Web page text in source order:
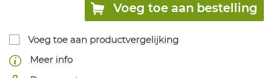
Voeg toe aan bestelling
Voeg toe aan productvergelijking
Meer info